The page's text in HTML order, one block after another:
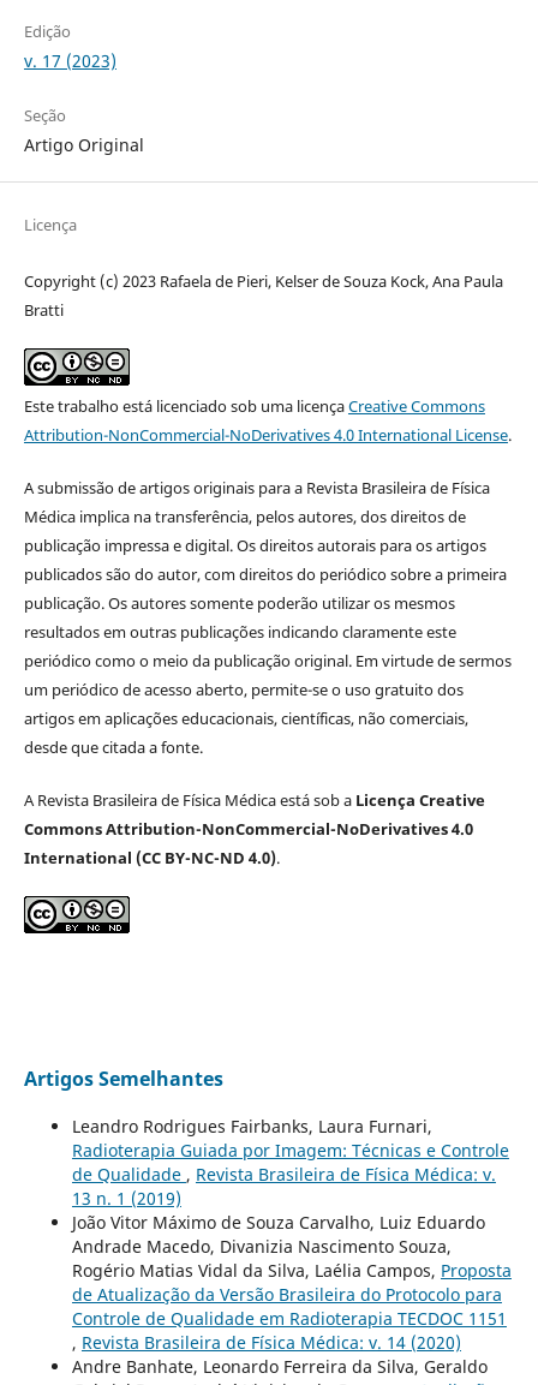
Edição
v. 17 (2023)
Seção
Artigo Original
Licença
Copyright (c) 2023 Rafaela de Pieri, Kelser de Souza Kock, Ana Paula
Bratti
Este trabalho está licenciado sob uma licençaCreative Commons
Attribution-NonCommercial-NoDerivatives 4.0 International License.
A submissão de artigos originais para a Revista Brasileira de Física
Médica implica na transferência, pelos autores, dos direitos de
publicação impressa e digital. Os direitos autorais para os artigos
publicados são do autor, com direitos do periódico sobre a primeira
publicação. Os autores somente poderão utilizar os mesmos
resultados em outras publicações indicando claramente este
periódico como o meio da publicação original. Em virtude de sermos
um periódico de acesso aberto, permite-se o uso gratuito dos
artigos em aplicações educacionais, científicas, não comerciais,
desde que citada a fonte.
A Revista Brasileira de Física Médica está sob a Licença Creative
Commons Attribution-NonCommercial-NoDerivatives 4.0
International (CC BY-NC-ND 4.0).
Artigos Semelhantes
Leandro Rodrigues Fairbanks, Laura Furnari,
Radioterapia Guiada por Imagem: Técnicas e Controle
de Qualidade , Revista Brasileira de Física Médica: v.
13 n. 1 (2019)
João Vitor Máximo de Souza Carvalho, Luiz Eduardo
Andrade Macedo, Divanizia Nascimento Souza,
Rogério Matias Vidal da Silva, Laélia Campos, Proposta
de Atualização da Versão Brasileira do Protocolo para
Controle de Qualidade em Radioterapia TECDOC 1151
, Revista Brasileira de Física Médica: v. 14 (2020)
Andre Banhate, Leonardo Ferreira da Silva, Geraldo